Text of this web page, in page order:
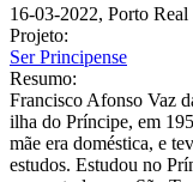
16-03-2022, Porto Real
Projeto:
Ser Principense
Resumo:
Francisco Afonso Vaz
ilha do Príncipe, em
mãe era doméstica, e
estudos. Estudou no